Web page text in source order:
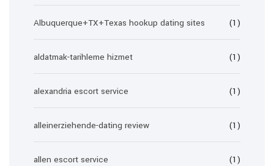
Albuquerque+TX+Texas hookup dating sites (1)
aldatmak-tarihleme hizmet (1)
alexandria escort service (1)
alleinerziehende-dating review (1)
allen escort service (1)